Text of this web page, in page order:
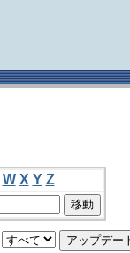
W X Y Z